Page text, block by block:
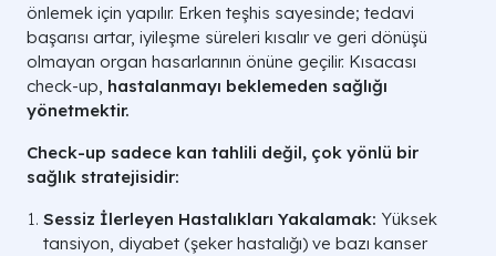
önlemek için yapılır. Erken teşhis sayesinde; tedavi
başarısı artar, iyileşme süreleri kısalır ve geri dönüşü
olmayan organ hasarlarının önüne geçilir. Kısacası
check-up, hastalanmayı beklemeden sağlığı
yönetmektir.
Check-up sadece kan tahlili değil, çok yönlü bir
sağlık stratejisidir:
Sessiz İlerleyen Hastalıkları Yakalamak: Yüksek
tansiyon, diyabet (şeker hastalığı) ve bazı kanser